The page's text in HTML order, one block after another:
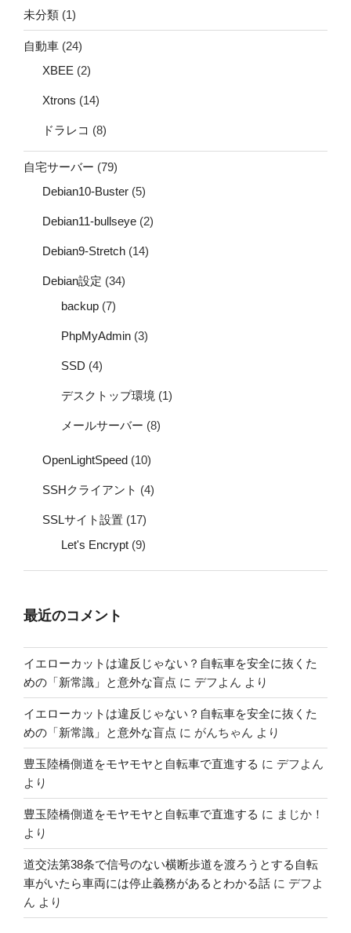
未分類 (1)
自動車 (24)
XBEE (2)
Xtrons (14)
ドラレコ (8)
自宅サーバー (79)
Debian10-Buster (5)
Debian11-bullseye (2)
Debian9-Stretch (14)
Debian設定 (34)
backup (7)
PhpMyAdmin (3)
SSD (4)
デスクトップ環境 (1)
メールサーバー (8)
OpenLightSpeed (10)
SSHクライアント (4)
SSLサイト設置 (17)
Let's Encrypt (9)
最近のコメント
イエローカットは違反じゃない？自転車を安全に抜くた
めの「新常識」と意外な盲点 に デフよん より
イエローカットは違反じゃない？自転車を安全に抜くた
めの「新常識」と意外な盲点 に がんちゃん より
豊玉陸橋側道をモヤモヤと自転車で直進する に デフよん
より
豊玉陸橋側道をモヤモヤと自転車で直進する に まじか！
より
道交法第38条で信号のない横断歩道を渡ろうとする自転
車がいたら車両には停止義務があるとわかる話 に デフよ
ん より